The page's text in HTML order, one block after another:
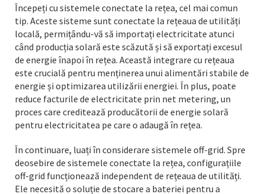
Începeți cu sistemele conectate la rețea, cel mai comun
tip. Aceste sisteme sunt conectate la rețeaua de utilități
locală, permițându-vă să importați electricitate atunci
când producția solară este scăzută și să exportați excesul
de energie înapoi în rețea. Această integrare cu rețeaua
este crucială pentru menținerea unui alimentări stabile de
energie și optimizarea utilizării energiei. În plus, poate
reduce facturile de electricitate prin net metering, un
proces care creditează producătorii de energie solară
pentru electricitatea pe care o adaugă în rețea.
În continuare, luați în considerare sistemele off-grid. Spre
deosebire de sistemele conectate la rețea, configurațiile
off-grid funcționează independent de rețeaua de utilități.
Ele necesită o soluție de stocare a bateriei pentru a